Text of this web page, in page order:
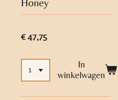
Honey
€ 47,75
In
winkelwagen